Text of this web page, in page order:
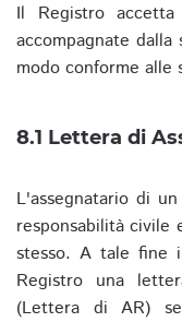
Il Registro
accompagnate
modo conforme alle
8.1 Lettera di
L'assegnatario di
responsabilità civile
stesso. A tale fine
Registro una
(Lettera di AR)